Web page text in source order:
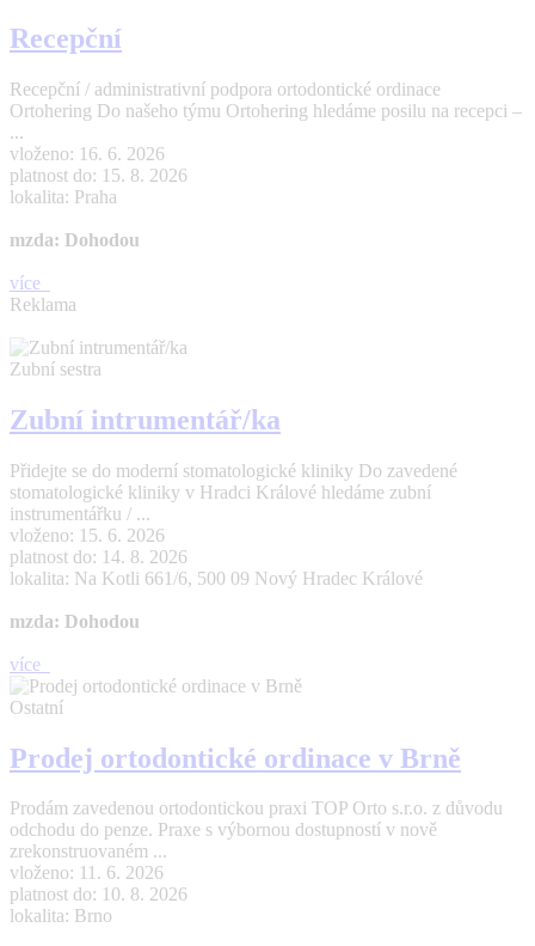
Recepční
Recepční / administrativní podpora ortodontické ordinace
Ortohering Do našeho týmu Ortohering hledáme posilu na recepci –
...
vloženo: 16. 6. 2026
platnost do: 15. 8. 2026
lokalita: Praha
mzda: Dohodou
více
Reklama
Zubní sestra
Zubní intrumentář/ka
Přidejte se do moderní stomatologické kliniky Do zavedené
stomatologické kliniky v Hradci Králové hledáme zubní
instrumentářku / ...
vloženo: 15. 6. 2026
platnost do: 14. 8. 2026
lokalita: Na Kotli 661/6, 500 09 Nový Hradec Králové
mzda: Dohodou
více
Ostatní
Prodej ortodontické ordinace v Brně
Prodám zavedenou ortodontickou praxi TOP Orto s.r.o. z důvodu
odchodu do penze. Praxe s výbornou dostupností v nově
zrekonstruovaném ...
vloženo: 11. 6. 2026
platnost do: 10. 8. 2026
lokalita: Brno